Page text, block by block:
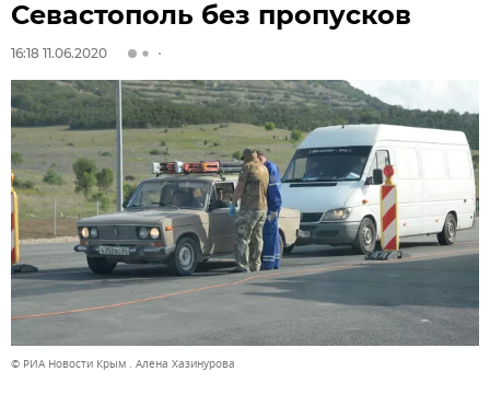
Севастополь без пропусков
16:18 11.06.2020
© РИА Новости Крым . Алена Хазинурова